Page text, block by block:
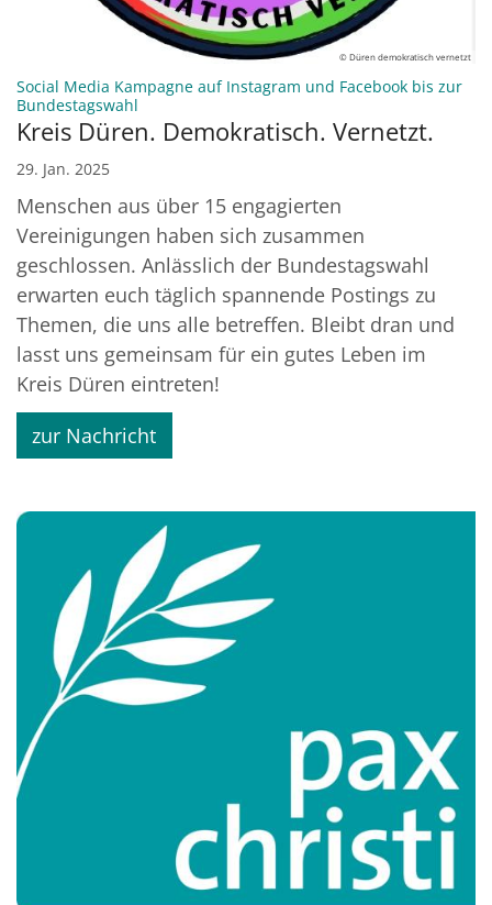
© Düren demokratisch vernetzt
Social Media Kampagne auf Instagram und Facebook bis zur
Bundestagswahl
Kreis Düren. Demokratisch. Vernetzt.
29. Jan. 2025
Menschen aus über 15 engagierten
Vereinigungen haben sich zusammen
geschlossen. Anlässlich der Bundestagswahl
erwarten euch täglich spannende Postings zu
Themen, die uns alle betreffen. Bleibt dran und
lasst uns gemeinsam für ein gutes Leben im
Kreis Düren eintreten!
zur Nachricht